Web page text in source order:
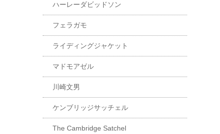
ハーレーダビッドソン
フェラガモ
ライディングジャケット
マドモアゼル
川崎文男
ケンブリッジサッチェル
The Cambridge Satchel